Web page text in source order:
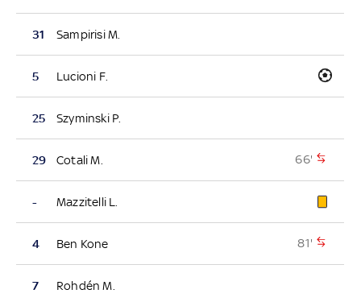
31 Sampirisi M.
5 Lucioni F.
25 Szyminski P.
29 Cotali M. 66'
- Mazzitelli L.
4 Ben Kone 81'
7 Rohdén M.